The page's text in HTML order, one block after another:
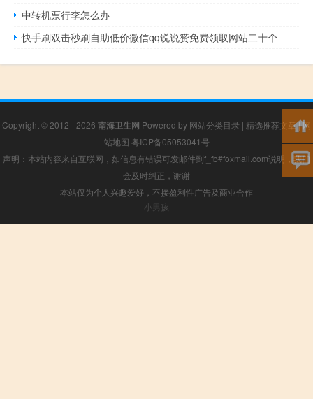
中转机票行李怎么办
快手刷双击秒刷自助低价微信qq说说赞免费领取网站二十个
Copyright © 2012 - 2026 南海卫生网 Powered by 网站分类目录 | 精选推荐文章|网
站地图 粤ICP备05053041号
声明：本站内容来自互联网，如信息有错误可发邮件到f_fb#foxmail.com说明，我们
会及时纠正，谢谢
本站仅为个人兴趣爱好，不接盈利性广告及商业合作
小男孩